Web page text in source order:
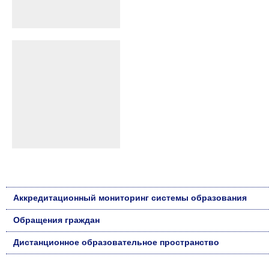
Аккредитационный мониторинг системы образования
Обращения граждан
Дистанционное образовательное пространство